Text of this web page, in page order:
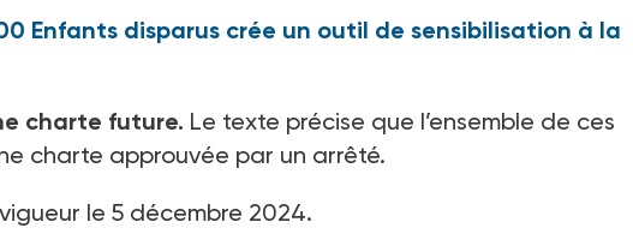
Enfants disparus crée un outil de sensibilisation à la
charte future. Le texte précise que l’ensemble de ces
charte approuvée par un arrêté.
le 5 décembre 2024.